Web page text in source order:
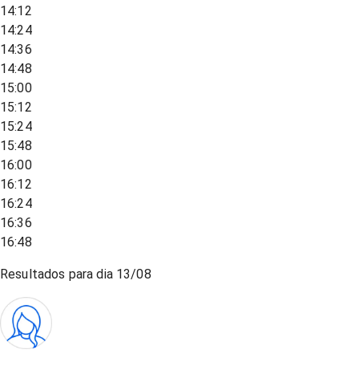
14:12
14:24
14:36
14:48
15:00
15:12
15:24
15:48
16:00
16:12
16:24
16:36
16:48
Resultados para dia 13/08